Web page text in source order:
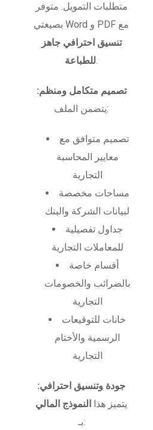
متطلبات التمويل. متوفر
بصيغتي Word و PDF مع
تنسيق احترافي جاهز
للطباعة.
تصميم متكامل ومنظم:
يتضمن الملف:
تصميم متوافق مع
معايير المحاسبة
التجارية
مساحات مخصصة
لبيانات الشركة والبنك
جداول تفصيلية
للمعاملات التجارية
أقسام خاصة
بالضرائب والخصومات
التجارية
خانات للتوقيعات
الرسمية والأختام
التجارية
جودة وتنسيق احترافي:
يتميز هذا
النموذج المالي
بـ: